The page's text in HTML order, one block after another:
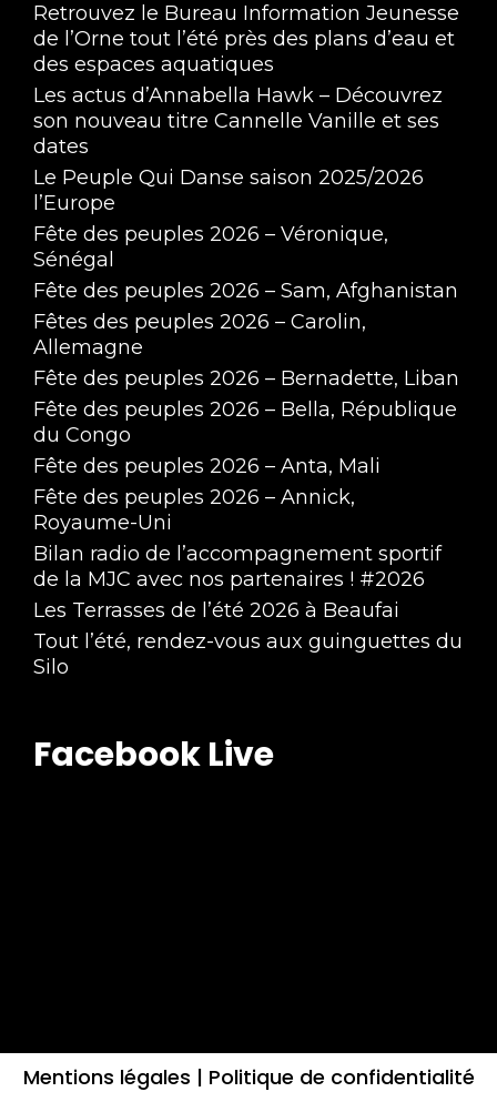
Retrouvez le Bureau Information Jeunesse
de l’Orne tout l’été près des plans d’eau et
des espaces aquatiques
Les actus d’Annabella Hawk – Découvrez
son nouveau titre Cannelle Vanille et ses
dates
Le Peuple Qui Danse saison 2025/2026
l’Europe
Fête des peuples 2026 – Véronique,
Sénégal
Fête des peuples 2026 – Sam, Afghanistan
Fêtes des peuples 2026 – Carolin,
Allemagne
Fête des peuples 2026 – Bernadette, Liban
Fête des peuples 2026 – Bella, République
du Congo
Fête des peuples 2026 – Anta, Mali
Fête des peuples 2026 – Annick,
Royaume-Uni
Bilan radio de l’accompagnement sportif
de la MJC avec nos partenaires ! #2026
Les Terrasses de l’été 2026 à Beaufai
Tout l’été, rendez-vous aux guinguettes du
Silo
Facebook Live
Mentions légales | Politique de confidentialité